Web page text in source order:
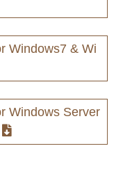
Windows7 & Wi
Windows Server